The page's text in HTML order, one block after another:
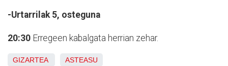
-Urtarrilak 5, osteguna
20:30 Erregeen kabalgata herrian zehar.
GIZARTEA ASTEASU